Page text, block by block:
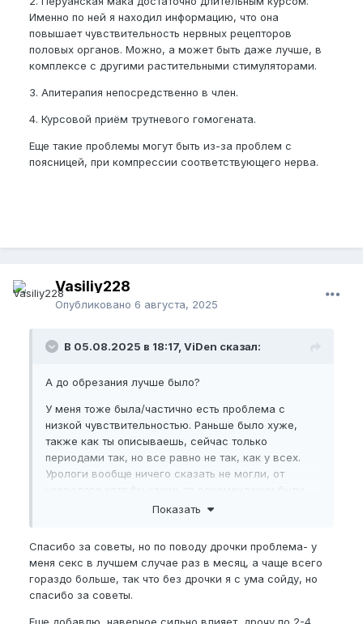
Именно по ней я находил информацию, что она
повышает чувствительность нервных рецепторов
половых органов. Можно, а может быть даже лучше, в
комплексе с другими растительными стимуляторами.
3. Апитерапия непосредственно в член.
4. Курсовой приём трутневого гомогената.
Еще такие проблемы могут быть из-за проблем с
поясницей, при компрессии соответствующего нерва.
Vasiliy228
Опубликовано 6 августа, 2025
В 05.08.2025 в 18:17, ViDen сказал:
А до обрезания лучше было?
У меня тоже была/частично есть проблема с
низкой чувствительностью. Раньше было хуже,
также как ты описываешь, сейчас только
периодами так, но все равно не так, как у всех.
Урологи вообще ничего сказать не могли, от
одна из которых - пройти исследование половых
подсоединяются электроды, а на головку
подаются электрические импульсы и фиксируется
их проведение. Я даже уже записался на него, но
не пошёл, как-то стыдно стало. К тому же на тот
момент эта проблема стала проявляться только
Показать
Спасибо за советы, но по поводу дрочки проблема- у
меня секс в лучшем случае раз в месяц, а чаще всего
гораздо больше, так что без дрочки я с ума сойду, но
спасибо за советы.